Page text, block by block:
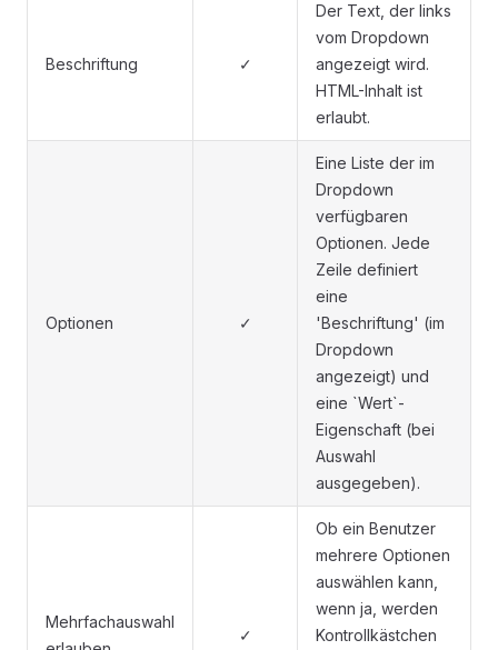
Beschriftung ✓
Der Text, der links
vom Dropdown
angezeigt wird.
HTML-Inhalt ist
erlaubt.
Optionen ✓
Eine Liste der im
Dropdown
verfügbaren
Optionen. Jede
Zeile definiert
eine
'Beschriftung' (im
Dropdown
angezeigt) und
eine `Wert`-
Eigenschaft (bei
Auswahl
ausgegeben).
Mehrfachauswahl
✓
Ob ein Benutzer
mehrere Optionen
auswählen kann,
wenn ja, werden
Kontrollkästchen